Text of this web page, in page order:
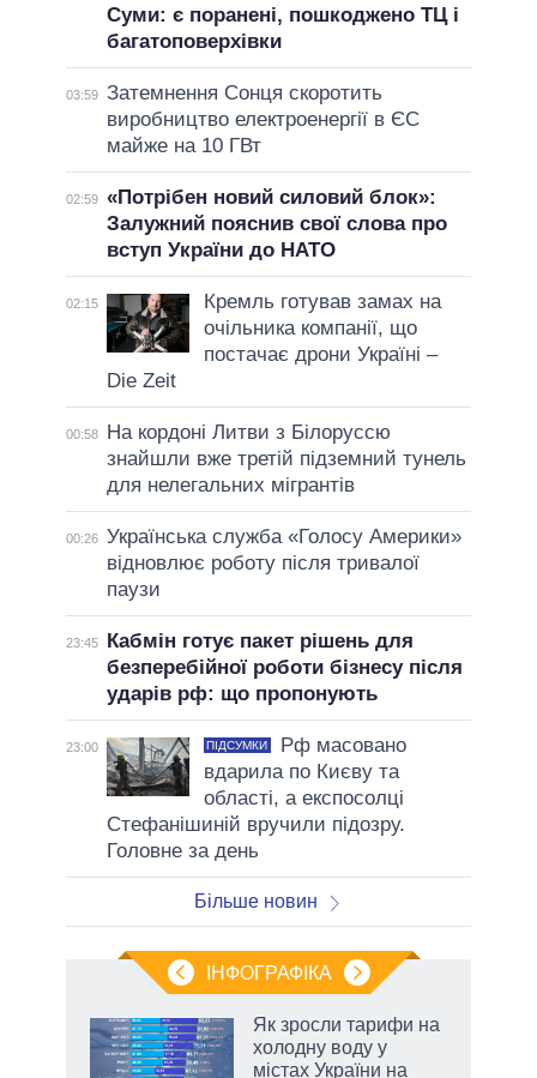
Суми: є поранені, пошкоджено ТЦ і
багатоповерхівки
03:59 Затемнення Сонця скоротить
виробництво електроенергії в ЄС
майже на 10 ГВт
02:59 «Потрібен новий силовий блок»:
Залужний пояснив свої слова про
вступ України до НАТО
02:15
Кремль готував замах на
очільника компанії, що
постачає дрони Україні –
Die Zeit
00:58
На кордоні Литви з Білоруссю
знайшли вже третій підземний тунель
для нелегальних мігрантів
00:26 Українська служба «Голосу Америки»
відновлює роботу після тривалої
паузи
23:45
Кабмін готує пакет рішень для
безперебійної роботи бізнесу після
ударів рф: що пропонують
23:00 ПІДСУМКИ
Рф масовано
вдарила по Києву та
області, а експосолці
Стефанішиній вручили підозру.
Головне за день
Більше новин
ІНФОГРАФІКА
Як зросли тарифи на
холодну воду у
містах України на